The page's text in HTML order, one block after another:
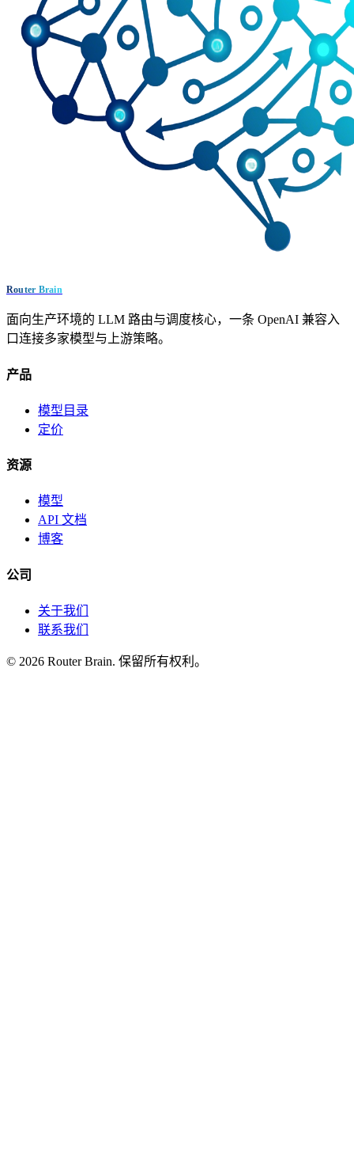
Router Brain
面向生产环境的 LLM 路由与调度核心，一条 OpenAI 兼容入
口连接多家模型与上游策略。
产品
模型目录
定价
资源
模型
API 文档
博客
公司
关于我们
联系我们
© 2026 Router Brain. 保留所有权利。